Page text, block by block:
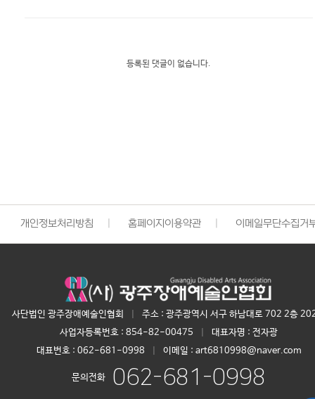
등록된 댓글이 없습니다.
개인정보처리방침 홈페이지이용약관 이메일무단수집거
사단법인 광주장애예술인협회
주소 : 광주광역시 서구 하남대로 702 2층
사업자등록번호 : 854-82-00475 대표자명 : 전자광
대표번호 : 062-681-0998 이메일 : art6810998@naver.com
문의전화 062-681-0998